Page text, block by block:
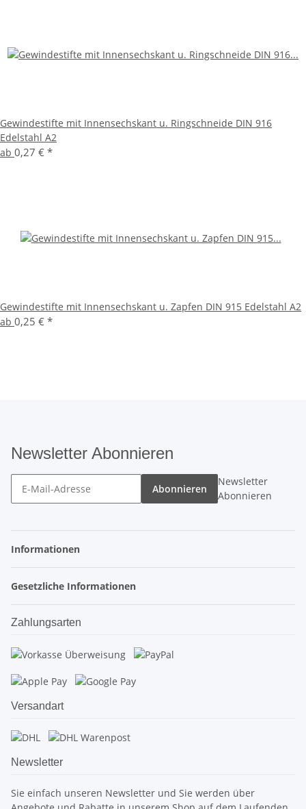
Gewindestifte mit Innensechskant u. Ringschneide DIN 916
Edelstahl A2
ab 0,27 € *
Gewindestifte mit Innensechskant u. Zapfen DIN 915 Edelstahl A2
ab 0,25 € *
Newsletter Abonnieren
Abonnieren
Newsletter
Abonnieren
Informationen
Gesetzliche Informationen
Zahlungsarten
Versandart
Newsletter
Sie einfach unseren Newsletter und Sie werden über